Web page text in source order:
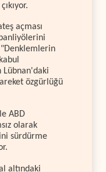
açması
"Denklemlerin
Lübnan'daki
özgürlüğü
ABD
olarak
sürdürme
altındaki